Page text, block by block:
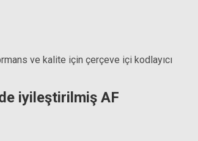
ve kalite için çerçeve içi kodlayıcı
iyileştirilmiş AF